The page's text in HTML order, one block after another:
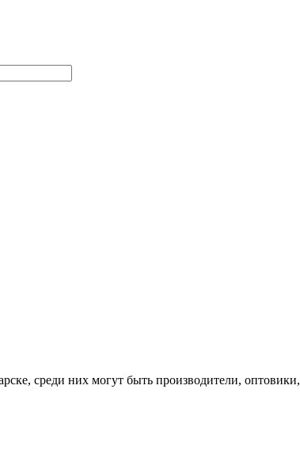
среди них могут быть производители,